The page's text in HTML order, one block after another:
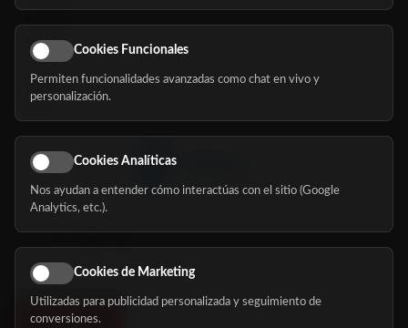
Eventos
Nosotros
Síguenos
Cookies Funcionales
Permiten funcionalidades avanzadas como chat en vivo y
personalización.
Cookies Analíticas
Nos ayudan a entender cómo interactúas con el sitio (Google
Analytics, etc.).
Cookies de Marketing
Utilizadas para publicidad personalizada y seguimiento de
conversiones.